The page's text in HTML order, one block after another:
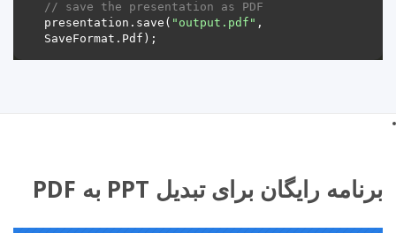
// save the presentation as PDF
presentation.save( "output.pdf" ,
برنامه رایگان برای تبدیل PPT به PDF